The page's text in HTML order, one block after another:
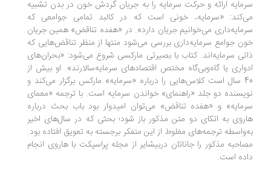
ارائه و حرکت سرمایه را به جریان گردش خون در بدن تشبیه
«سرمایه، خونی است که در کالبد تمامی جوامعی که
می‌خوانیم جریان دارد». در «هفده تناقض» همین جریان
جوامع سرمایه‌داری بررسی می‌شود منتها از منظر تناقض‌هایی که
سرمایه‌اند. کتاب با بصیرتی مارکسی شروع می‌شود: «بحران‌های
یا گاه‌و‌بی‌گاه مختص اقتصادهای سرمایه‌سالارند». او بیش از
40 سال است کلاس‌هایی را درباره «سرمایه» مارکس برگزار می‌کند و
دو جلد «راهنمای» خواندن سرمایه است. با ترجمه «معمای
و «هفده تناقض» می‌توان امیدوار بود باب بحث درباره
به اتکای دو متن مذکور باز شود؛ بحثی که در سال‌های اخیر
ترجمه‌های مغلوط از این متفکر برجسته به تعویق افتاده بود.
مذکور را جاناتان دربیشایر از مجله پراسپکت با هاروی انجام
است.